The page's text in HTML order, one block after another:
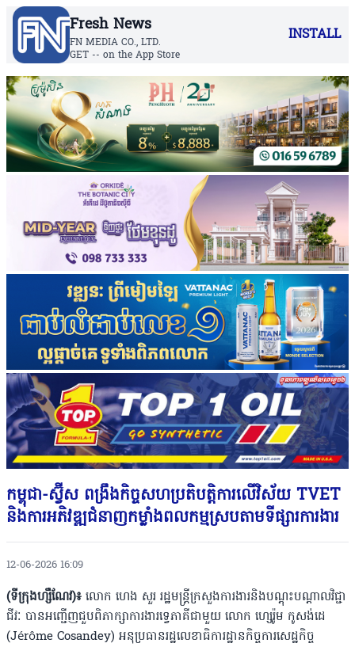
Fresh News
FN MEDIA CO., LTD.
GET -- on the App Store
INSTALL
កម្ពុជា-ស្វ៊ីស ពង្រឹងកិច្ចសហប្រតិបត្តិការលើវិស័យ TVET
និងការអភិវឌ្ឍជំនាញកម្លាំងពលកម្មស្របតាមទីផ្សារការងារ
12-06-2026 16:09
(ទីក្រុងហ្សឺណែវ)៖ លោក ហេង សួរ រដ្ឋមន្ត្រីក្រសួងការងារនិងបណ្តុះបណ្តាលវិជ្ជា
ជីវៈ បានអញ្ជើញជួបពិភាក្សាការងារទ្វេភាគីជាមួយ លោក ហ្សេរ៉ូម កូសង់ដេ
(Jérôme Cosandey) អនុប្រធានរដ្ឋលេខាធិការដ្ឋានកិច្ចការសេដ្ឋកិច្ច